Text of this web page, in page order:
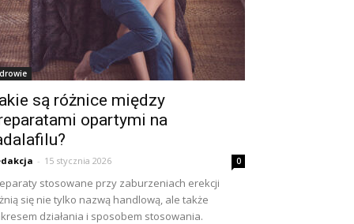
są różnice między
opartymi na
- 15 stycznia 2026 0
stosowane przy zaburzeniach erekcji
się nie tylko nazwą handlową, ale także
działania i sposobem stosowania.